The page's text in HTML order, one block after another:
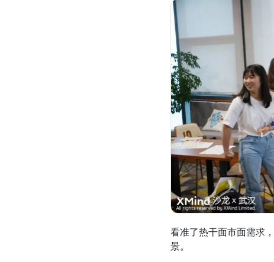
看准了热干面市面需求
景。